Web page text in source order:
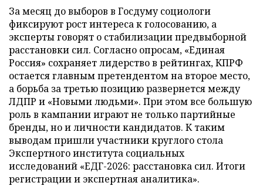
За месяц до выборов в Госдуму социологи
фиксируют рост интереса к голосованию, а
эксперты говорят о стабилизации предвыборной
расстановки сил. Согласно опросам, «Единая
Россия» сохраняет лидерство в рейтингах, КПРФ
остается главным претендентом на второе место,
а борьба за третью позицию развернется между
ЛДПР и «Новыми людьми». При этом все большую
роль в кампании играют не только партийные
бренды, но и личности кандидатов. К таким
выводам пришли участники круглого стола
Экспертного института социальных
исследований «ЕДГ-2026: расстановка сил. Итоги
регистрации и экспертная аналитика».